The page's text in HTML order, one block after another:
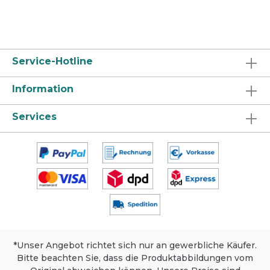
und abtropfen lassen. Produktsicherheit,
Lagerung und Umweltschutz Sicherheit:
Gebrauch bestimmt. Sicherheitsdatenblatt
auf Anfrage für berufsmäßige Verwender
erhältlich. Lagerung: Nur im Originalgebinde
und trocken lagern. Extreme Temperaturen
Umweltschutz: Packung nur völlig
restentleert der Wertstoffsammlung
zuführen.
Service-Hotline
Information
Services
*Unser Angebot richtet sich nur an gewerbliche Käufer.
Bitte beachten Sie, dass die Produktabbildungen vom